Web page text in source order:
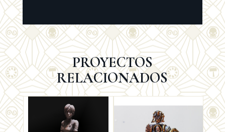
PROYECTOS
RELACIONADOS